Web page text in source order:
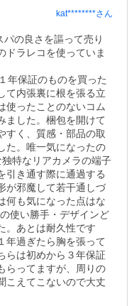
kat********さん
の良さを謳って売り
ドラレコを使っていま
年保証のものを買った
て内張裏に根を張る立
使ったことのないコム
ました。梱包を開けて
すく、質感・部品の取
た。唯一気になったの
特なリアカメラの端子
引き通す際に通過する
が邪魔して若干通しづ
何も気になった点はな
使い勝手・デザインど
。あとは耐久性です
年過ぎたら胸を張って
らは初めから３年保証
らってますが、周りの
こえてこないので大丈